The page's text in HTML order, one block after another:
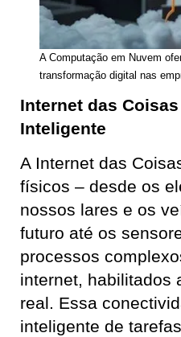
A Computação em Nuvem
transformação digital nas
Internet das
Inteligente
A Internet das
físicos – desde os
nossos lares e os
futuro até os
processos
internet, habilitados
real. Essa
inteligente de